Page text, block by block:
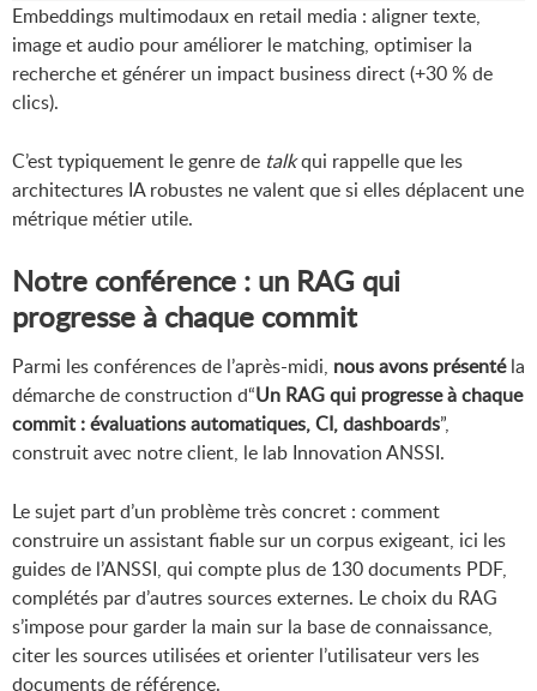
Embeddings multimodaux en retail media : aligner texte,
image et audio pour améliorer le matching, optimiser la
recherche et générer un impact business direct (+30 % de
clics).
C’est typiquement le genre de talkqui rappelle que les
architectures IA robustes ne valent que si elles déplacent une
métrique métier utile.
Notre conférence : un RAG qui
progresse à chaque commit
Parmi les conférences de l’après-midi, nous avons présentéla
démarche de construction d“Un RAG qui progresse à chaque
commit : évaluations automatiques, CI, dashboards”,
construit avec notre client, le lab Innovation ANSSI.
Le sujet part d’un problème très concret : comment
construire un assistant fiable sur un corpus exigeant, ici les
guides de l’ANSSI, qui compte plus de 130 documents PDF,
complétés par d’autres sources externes. Le choix du RAG
s’impose pour garder la main sur la base de connaissance,
citer les sources utilisées et orienter l’utilisateur vers les
documents de référence.